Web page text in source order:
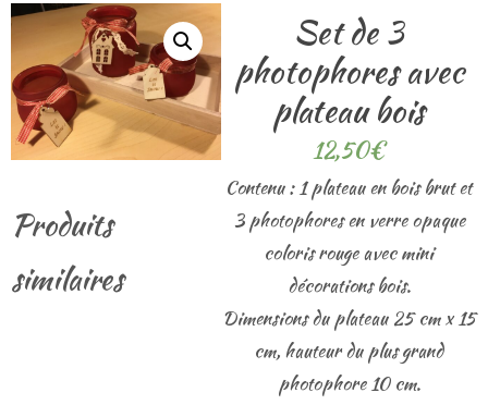
Set de 3
photophores avec
plateau bois
12,50€
Contenu : 1 plateau en bois brut et
3 photophores en verre opaque
coloris rouge avec mini
décorations bois.
Dimensions du plateau 25 cm x 15
cm, hauteur du plus grand
photophore 10 cm.
Produits
similaires